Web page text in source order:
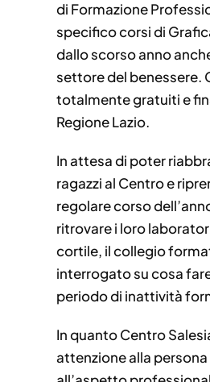
di Formazione
specifico corsi di
dallo scorso anno
settore del benessere.
totalmente gratuiti e
Regione Lazio.
In attesa di poter
ragazzi al Centro e
regolare corso
ritrovare i loro
cortile, il collegio
interrogato su cosa
periodo di inattività
In quanto Centro
attenzione alla